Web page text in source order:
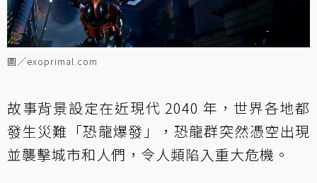
圖／exoprimal.com
故事背景設定在近現代 2040 年，世界各地都
發生災難「恐龍爆發」，恐龍群突然憑空出現
並襲擊城市和人們，令人類陷入重大危機。